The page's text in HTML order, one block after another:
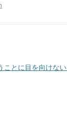
ことに目を向けない